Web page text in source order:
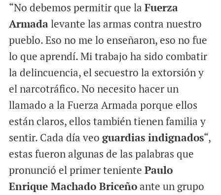
l
b
o
k
s
A
p
“No debemos permitir que la Fuerza
Armadalevante las armas contra nuestro
pueblo. Eso no me lo enseñaron, eso no fue
lo que aprendí. Mi trabajo ha sido combatir
la delincuencia, el secuestro la extorsión y
el narcotráfico. No necesito hacer un
llamado a la Fuerza Armada porque ellos
están claros, ellos también tienen familia y
sentir. Cada día veo guardias indignados“,
estas fueron algunas de las palabras que
pronunció el primer teniente Paulo
Enrique Machado Briceñoante un grupo